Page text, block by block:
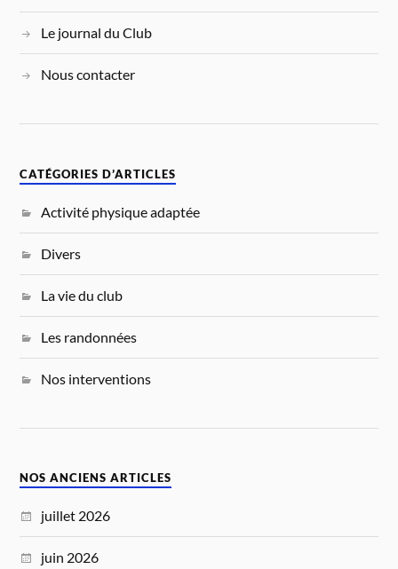
Le journal du Club
Nous contacter
CATÉGORIES D’ARTICLES
Activité physique adaptée
Divers
La vie du club
Les randonnées
Nos interventions
NOS ANCIENS ARTICLES
juillet 2026
juin 2026